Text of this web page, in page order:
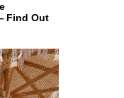
Find Out